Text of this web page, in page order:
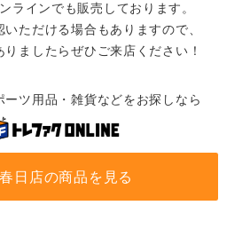
ラインでも販売しております。
いただける場合もありますので、
ましたらぜひご来店ください！
ーツ用品・雑貨などをお探しなら
日店の商品を見る